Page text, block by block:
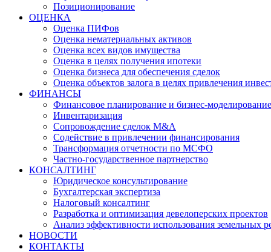
Позиционирование
ОЦЕНКА
Оценка ПИФов
Оценка нематериальных активов
Оценка всех видов имущества
Оценка в целях получения ипотеки
Оценка бизнеса для обеспечения сделок
Оценка объектов залога в целях привлечения
ФИНАНСЫ
Финансовое планирование и бизнес-моделирование
Инвентаризация
Сопровождение сделок M&A
Содействие в привлечении финансирования
Трансформация отчетности по МСФО
Частно-государственное партнерство
КОНСАЛТИНГ
Юридическое консультирование
Бухгалтерская экспертиза
Налоговый консалтинг
Разработка и оптимизация девелоперских проектов
Анализ эффективности использования земельных
НОВОСТИ
КОНТАКТЫ